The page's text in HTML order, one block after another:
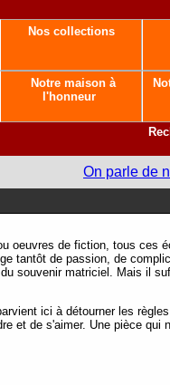
Nos collections
Notre maison à
l'honneur
On parle de
oeuvres de fiction, tous ces
tantôt de passion, de
souvenir matriciel. Mais il
ici à détourner les
et de s'aimer. Une pièce qui